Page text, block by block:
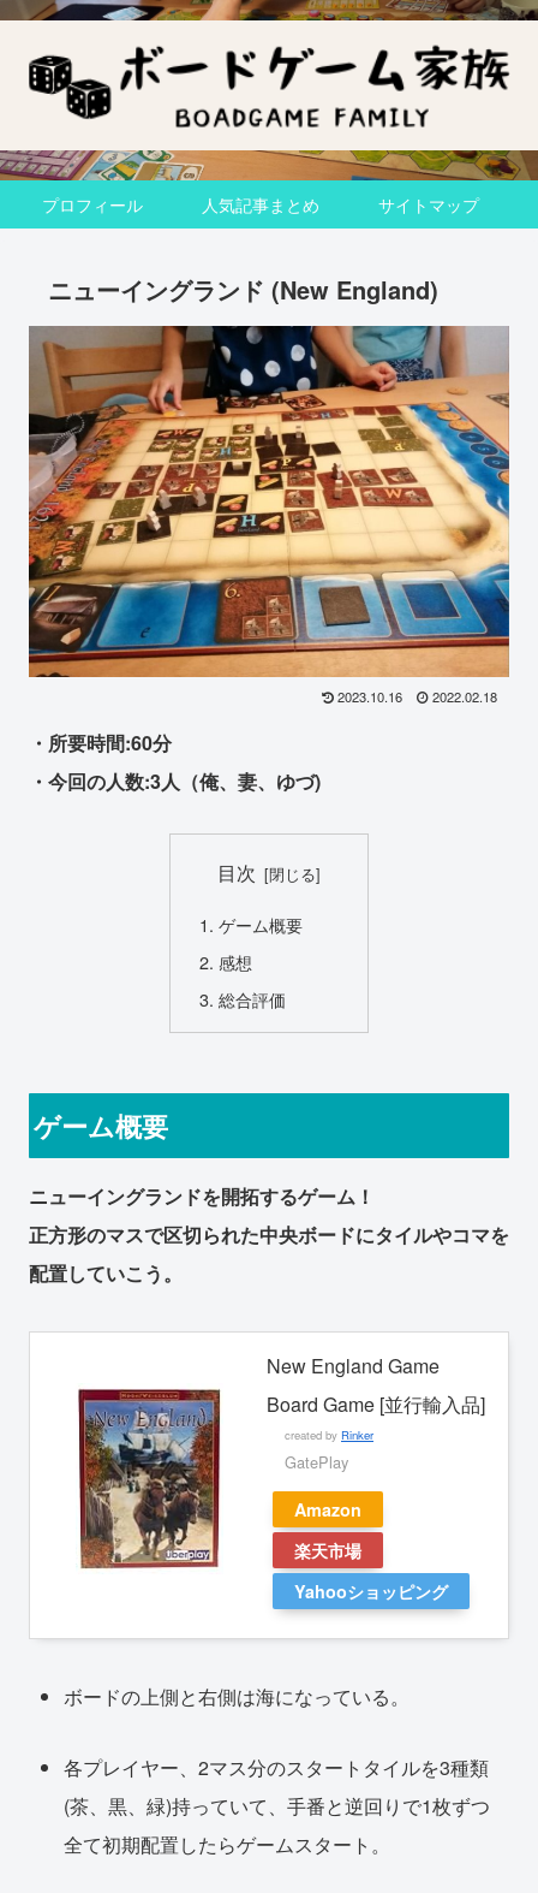
プロフィール 人気記事まとめ サイトマップ
ニューイングランド (New England)
2023.10.16 2022.02.18
・所要時間:60分
・今回の人数:3人（俺、妻、ゆづ)
目次
ゲーム概要
感想
総合評価
ゲーム概要
ニューイングランドを開拓するゲーム！
正方形のマスで区切られた中央ボードにタイルやコマを
配置していこう。
New England Game
Board Game [並行輸入品]
created by Rinker
GatePlay
Amazon
楽天市場
Yahooショッピング
ボードの上側と右側は海になっている。
各プレイヤー、2マス分のスタートタイルを3種類
(茶、黒、緑)持っていて、手番と逆回りで1枚ずつ
全て初期配置したらゲームスタート。